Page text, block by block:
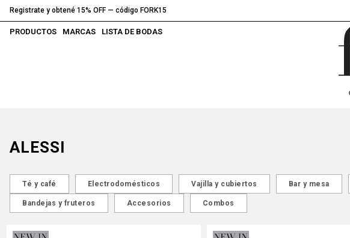
PRODUCTOS MARCAS LISTA DE BODAS
Registrate y obtené 15% OFF — código FORK15
ALESSI
Té y café Electrodomésticos Vajilla y cubiertos Bar y mesa
Bandejas y fruteros Accesorios Combos